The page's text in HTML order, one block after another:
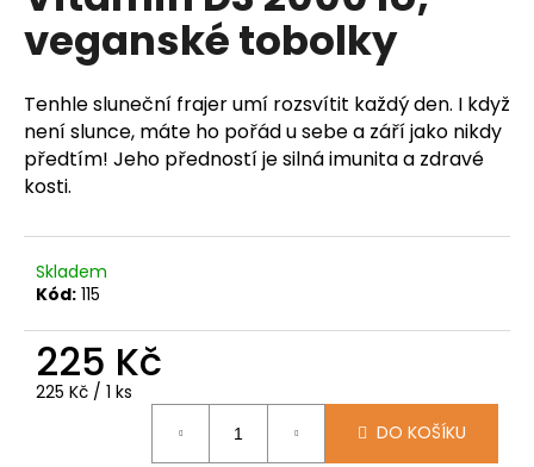
z
hvězdiček.
veganské tobolky
Tenhle sluneční frajer umí rozsvítit každý den. I když
není slunce, máte ho pořád u sebe a září jako nikdy
předtím! Jeho předností je silná imunita a zdravé
kosti.
Skladem
Kód: 115
225 Kč
Měrná
225 Kč / 1 ks
DO KOŠÍKU
a
j
í
t
?
D
o